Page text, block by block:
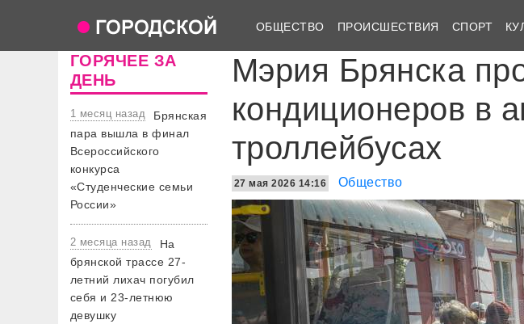
ОБЩЕСТВО ПРОИСШЕСТВИЯ СПОРТ
ГОРЯЧЕЕ ЗА
ДЕНЬ
1 месяц назад
Брянская
пара вышла в финал
Всероссийского
конкурса
«Студенческие семьи
России»
2 месяца назад
На
брянской трассе 27-
летний лихач погубил
себя и 23-летнюю
девушку
Мэрия Брянска
кондиционеров в
троллейбусах
27 мая 2026 14:16 Общество